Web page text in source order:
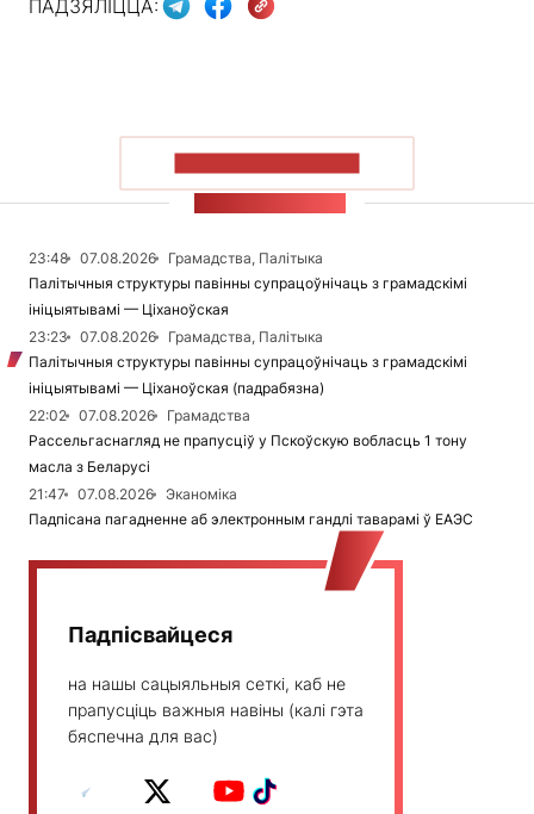
ПАДЗЯЛІЦЦА:
23:48 07.08.2026
Грамадства, Палітыка
Палітычныя структуры павінны супрацоўнічаць з грамадскімі
ініцыятывамі — Ціханоўская
23:23
07.08.2026
Грамадства, Палітыка
Палітычныя структуры павінны супрацоўнічаць з грамадскімі
ініцыятывамі — Ціханоўская (падрабязна)
22:02
07.08.2026
Грамадства
Рассельгаснагляд не прапусціў у Пскоўскую вобласць 1 тону
масла з Беларусі
21:47
07.08.2026
Эканоміка
Падпісана пагадненне аб электронным гандлі таварамі ў ЕАЭС
Падпісвайцеся
на нашы сацыяльныя сеткі, каб не
прапусціць важныя навіны (калі гэта
бяспечна для вас)